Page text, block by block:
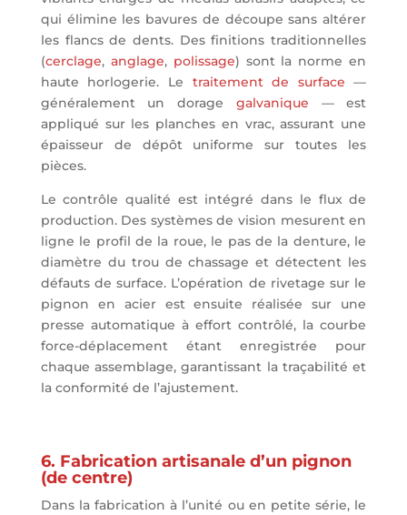
qui élimine les bavures de découpe sans altérer
les flancs de dents. Des finitions traditionnelles
(cerclage, anglage, polissage) sont la norme en
haute horlogerie. Le traitement de surface —
généralement un dorage galvanique — est
appliqué sur les planches en vrac, assurant une
épaisseur de dépôt uniforme sur toutes les
pièces.
Le contrôle qualité est intégré dans le flux de
production. Des systèmes de vision mesurent en
ligne le profil de la roue, le pas de la denture, le
diamètre du trou de chassage et détectent les
défauts de surface. L’opération de rivetage sur le
pignon en acier est ensuite réalisée sur une
presse automatique à effort contrôlé, la courbe
force-déplacement étant enregistrée pour
chaque assemblage, garantissant la traçabilité et
la conformité de l’ajustement.
6. Fabrication artisanale d’un pignon
(de centre)
Dans la fabrication à l’unité ou en petite série, le